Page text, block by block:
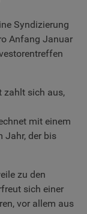
Syndizierung
Anfang Januar
zahlt sich aus,
mit einem
Jahr, der bis
zu den
sich einer
vor allem aus